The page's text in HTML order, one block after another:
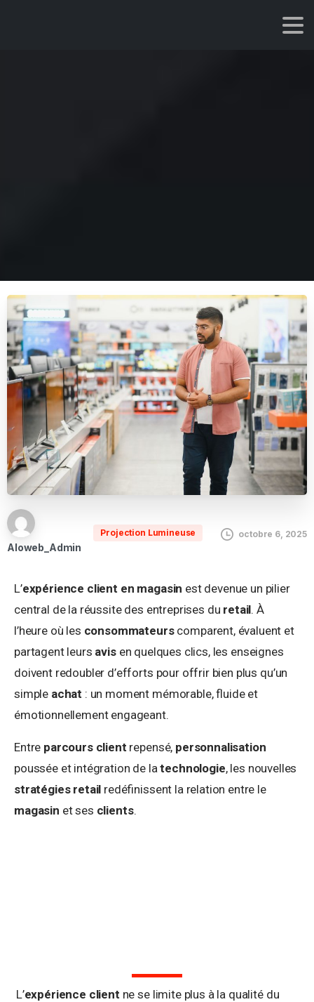
Aloweb_Admin
Projection Lumineuse octobre 6, 2025
L’expérience client en magasin est devenue un pilier
central de la réussite des entreprises du retail. À
l’heure où les consommateurscomparent, évaluent et
partagent leurs avisen quelques clics, les enseignes
doivent redoubler d’efforts pour offrir bien plus qu’un
simple achat : un moment mémorable, fluide et
émotionnellement engageant.
Entre parcours client repensé, personnalisation
poussée et intégration de latechnologie, les nouvelles
stratégies retail redéfinissent la relation entre le
magasin et ses clients.
L’expérience client ne se limite plus à la qualité du